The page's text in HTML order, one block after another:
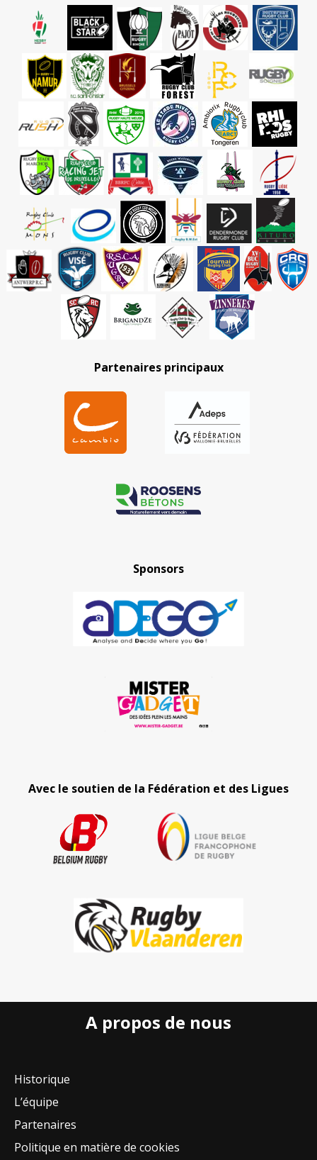
Partenaires principaux
Sponsors
Avec le soutien de la Fédération et des Ligues
A propos de nous
Historique
L’équipe
Partenaires
Politique en matière de cookies